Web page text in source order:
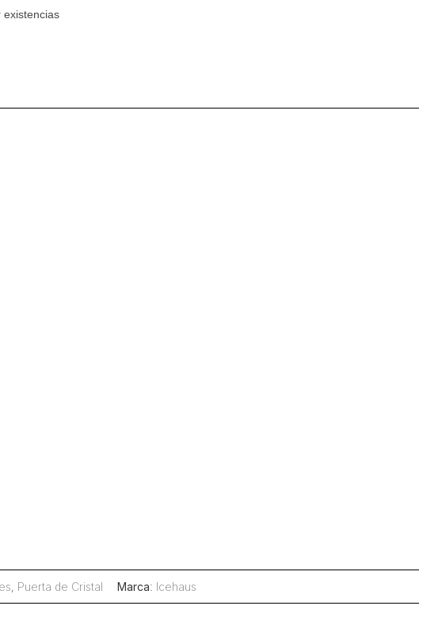
existencias
, Puerta de Cristal Marca: Icehaus